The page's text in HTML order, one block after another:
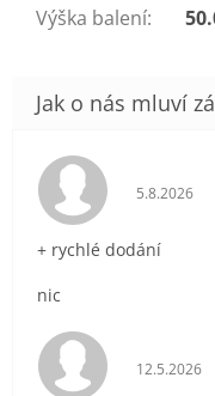
Výška balení:
5.8.2026
+ rychlé dodání
nic
12.5.2026